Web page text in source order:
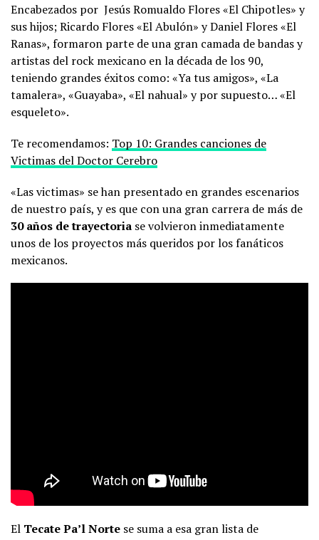
Encabezados por Jesús Romualdo Flores «El Chipotles» y
sus hijos; Ricardo Flores «El Abulón» y Daniel Flores «El
Ranas», formaron parte de una gran camada de bandas y
artistas del rock mexicano en la década de los 90,
teniendo grandes éxitos como: «Ya tus amigos», «La
tamalera», «Guayaba», «El nahual» y por supuesto… «El
esqueleto».
Te recomendamos: Top 10: Grandes canciones de
Victimas del Doctor Cerebro
«Las victimas» se han presentado en grandes escenarios
de nuestro país, y es que con una gran carrera de más de
30 años de trayectoria se volvieron inmediatamente
unos de los proyectos más queridos por los fanáticos
mexicanos.
El Tecate Pa’l Norte se suma a esa gran lista de